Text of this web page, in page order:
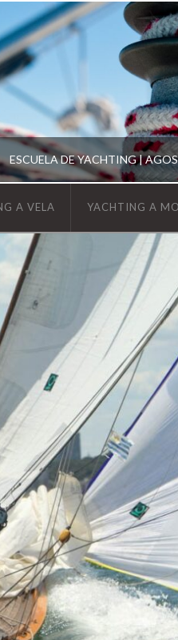
YCA
ESCUELA DE
A VELA YACHTING A